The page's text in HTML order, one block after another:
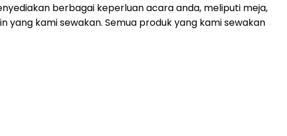
berbagai keperluan acara anda, meliputi meja,
kami sewakan. Semua produk yang kami sewakan